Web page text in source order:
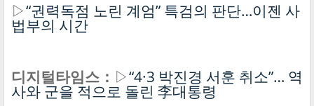
▷“권력독점 노린 계엄” 특검의 판단…이젠 사
법부의 시간
디지털타임스： ▷“4·3 박진경 서훈 취소”… 역
사와 군을 적으로 돌린 李대통령